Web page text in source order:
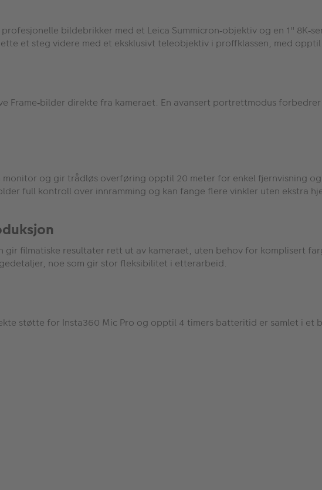
bildebrikker med et Leica Summicron‑objektiv og en 1" 8K‑
et steg videre med et eksklusivt teleobjektiv i proffklassen, med opptil
Frame‑bilder direkte fra kameraet. En avansert portrettmodus
monitor og gir trådløs overføring opptil 20 meter for enkel fjernvisning
full kontroll over innramming og kan fange flere vinkler uten ekstra
gir filmatiske resultater rett ut av kameraet, uten behov for komplisert
noe som gir stor fleksibilitet i etterarbeid.
støtte for Insta360 Mic Pro og opptil 4 timers batteritid er samlet i et